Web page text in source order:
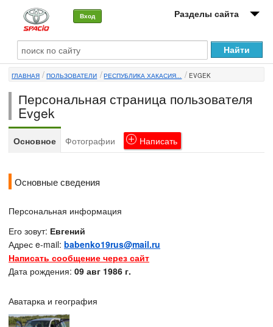
Вход Разделы сайта
О машине
Автоклуб
Форумы
Сервисы и услуги
ГЛАВНАЯ ПОЛЬЗОВАТЕЛИ РЕСПУБЛИКА ХАКАСИЯ... EVGEK
Персональная страница пользователя
Evgek
Основное Фотографии Написать
Основные сведения
Персональная информация
Его зовут: Евгений
Адрес e-mail: babenko19rus@mail.ru
Написать сообщение через сайт
Дата рождения: 09 авг 1986 г.
Аватарка и география